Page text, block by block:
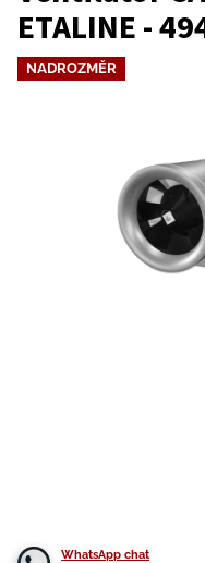
ETALINE -
NADROZMĚR
WhatsApp chat